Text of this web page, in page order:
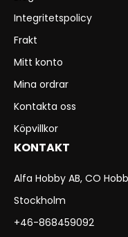
Integritetspolicy
Frakt
Mitt konto
Mina ordrar
Kontakta oss
Köpvillkor
KONTAKT
Alfa Hobby AB, CO
Stockholm
+46-868459092